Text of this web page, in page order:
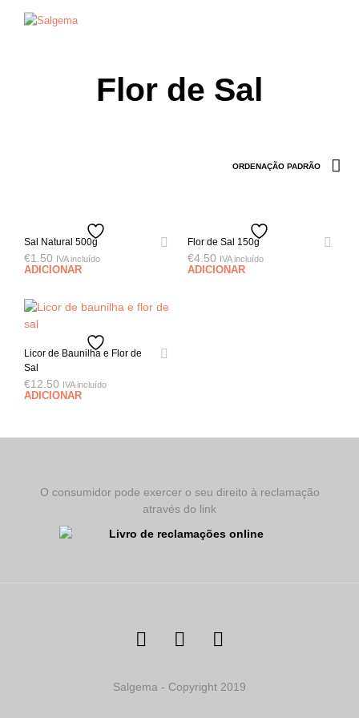
Flor de Sal
Sal Natural 500g
€1.50 IVA incluído
ADICIONAR
Flor de Sal 150g
€4.50 IVA incluído
ADICIONAR
Licor de Baunilha e Flor de
Sal
€12.50 IVA incluído
ADICIONAR
O consumidor pode exercer o seu direito à reclamação
através do link
Salgema - Copyright 2019